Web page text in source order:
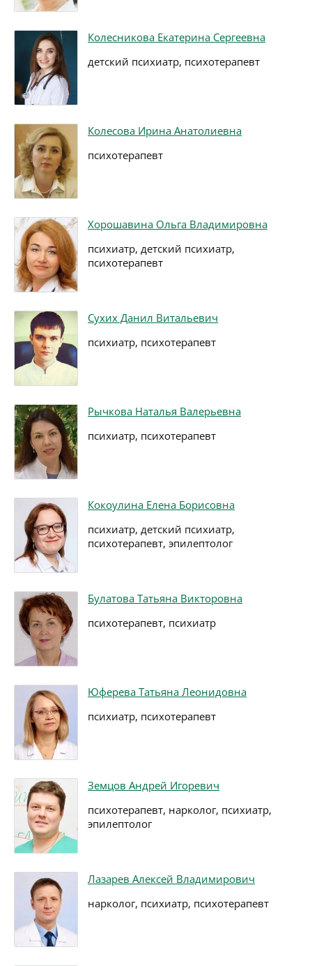
Колесникова Екатерина Сергеевна
детский психиатр, психотерапевт
Колесова Ирина Анатолиевна
психотерапевт
Хорошавина Ольга Владимировна
психиатр, детский психиатр,
психотерапевт
Сухих Данил Витальевич
психиатр, психотерапевт
Рычкова Наталья Валерьевна
психиатр, психотерапевт
Кокоулина Елена Борисовна
психиатр, детский психиатр,
психотерапевт, эпилептолог
Булатова Татьяна Викторовна
психотерапевт, психиатр
Юферева Татьяна Леонидовна
психиатр, психотерапевт
Земцов Андрей Игоревич
психотерапевт, нарколог, психиатр,
эпилептолог
Лазарев Алексей Владимирович
нарколог, психиатр, психотерапевт